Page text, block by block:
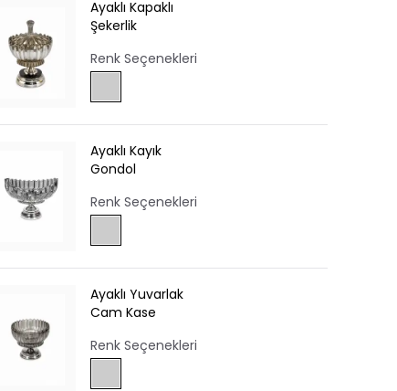
Ayaklı Kapaklı
Şekerlik
Renk Seçenekleri
Ayaklı Kayık
Gondol
Renk Seçenekleri
Ayaklı Yuvarlak
Cam Kase
Renk Seçenekleri